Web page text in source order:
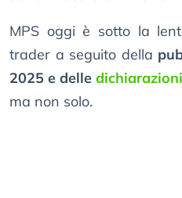
MPS oggi è sotto la
trader a seguito della
2025 e delle
ma non solo.